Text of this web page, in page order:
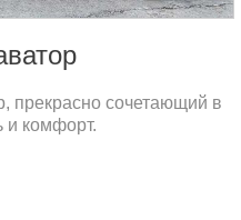
прекрасно сочетающий в
и комфорт.